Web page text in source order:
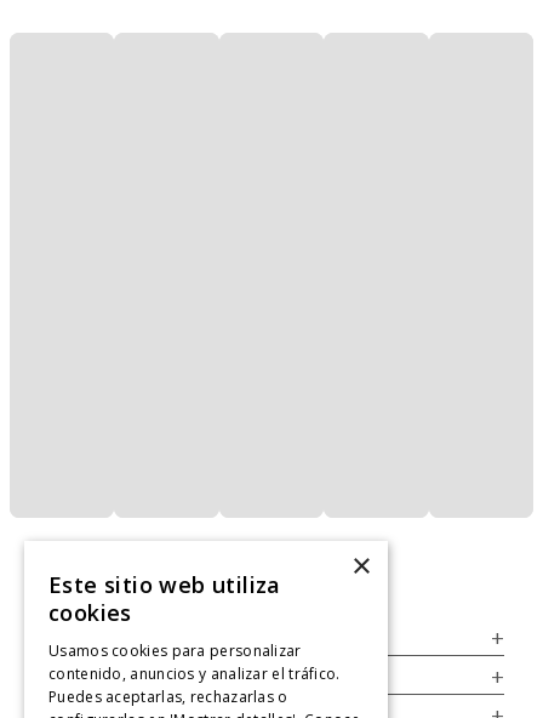
+
Legal +
×
Este sitio web utiliza
cookies
Usamos cookies para personalizar
contenido, anuncios y analizar el tráfico.
Puedes aceptarlas, rechazarlas o